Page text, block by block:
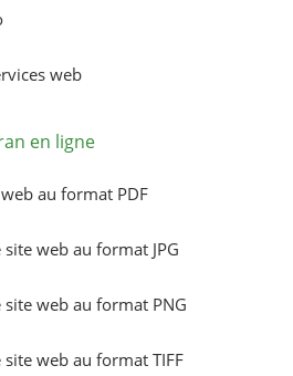
web
en ligne
au format PDF
web au format JPG
web au format PNG
web au format TIFF